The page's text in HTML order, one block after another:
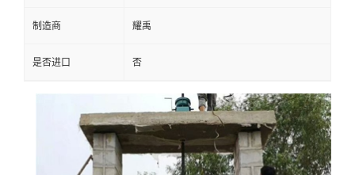
制造商 耀禹
是否进口 否